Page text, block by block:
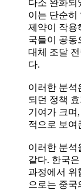
다소 완화되
이는 단순히
제약이 작용
국들이 공동
대체 조달
다.
이러한 분석
되던 정책
기여가 크며
적으로 보여
이러한 분석
같다. 한국
과정에서 위
으로는 중국